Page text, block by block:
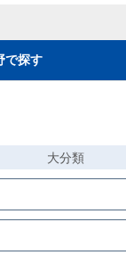
で探す
大分類